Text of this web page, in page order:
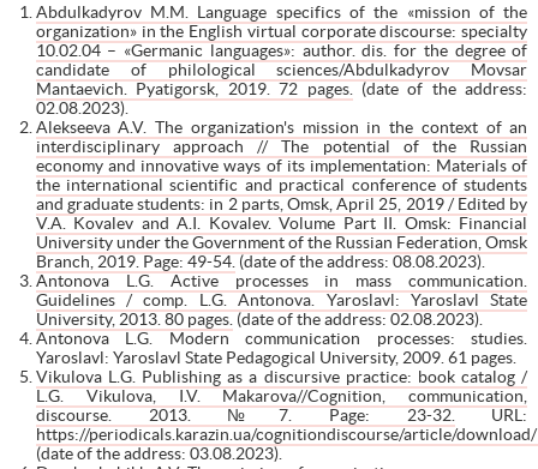
Abdulkadyrov M.M. Language specifics of the «mission of the
organization» in the English virtual corporate discourse: specialty
10.02.04 – «Germanic languages»: author. dis. for the degree of
candidate of philological sciences/Abdulkadyrov Movsar
Mantaevich. Pyatigorsk, 2019. 72 pages.(date of the address:
02.08.2023).
Alekseeva A.V. The organization's mission in the context of an
interdisciplinary approach // The potential of the Russian
economy and innovative ways of its implementation: Materials of
the international scientific and practical conference of students
and graduate students: in 2 parts, Omsk, April 25, 2019 / Edited by
V.A. Kovalev and A.I. Kovalev. Volume Part II. Omsk: Financial
University under the Government of the Russian Federation, Omsk
Branch, 2019. Page: 49-54.(date of the address: 08.08.2023).
Antonova L.G. Active processes in mass communication.
Guidelines / comp. L.G. Antonova. Yaroslavl: Yaroslavl State
University, 2013. 80 pages.(date of the address: 02.08.2023).
Antonova L.G. Modern communication processes: studies.
Yaroslavl: Yaroslavl State Pedagogical University, 2009. 61 pages.
Vikulova L.G. Publishing as a discursive practice: book catalog /
L.G. Vikulova, I.V. Makarova//Cognition, communication,
discourse. 2013. №7. Page: 23-32.URL:
https://periodicals.karazin.ua/cognitiondiscourse/article/
(date of the address: 03.08.2023).